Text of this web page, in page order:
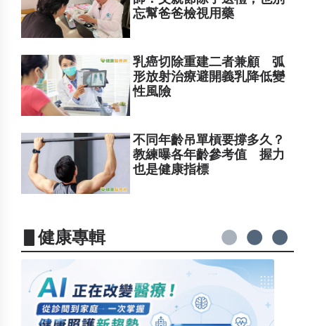
忘幫爸爸檢視用藥
乳癌切除重建二者兼顧 弧
形放射治療避開義乳降低變
性風險
不同年齡吊單槓要撐多久？
教練曝各年齡參考值 握力
也是健康指標
▋健康專輯